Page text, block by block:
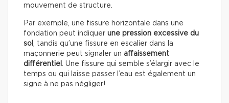
mouvement de structure.
Par exemple, une fissure horizontale dans une
fondation peut indiquer une pression excessive du
sol , tandis qu’une fissure en escalier dans la
maçonnerie peut signaler un affaissement
différentiel . Une fissure qui semble s’élargir avec le
temps ou qui laisse passer l’eau est également un
signe à ne pas négliger!